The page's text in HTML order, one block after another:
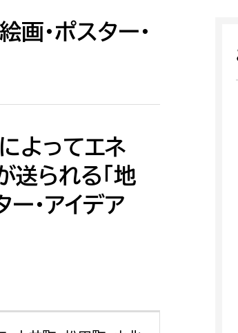
り
働き
小田
まち
市民税課
生涯学習課
文化財課
スポーツ課
産業政策課
・ポスター・
よってエネ
送られる「地
・アイデア